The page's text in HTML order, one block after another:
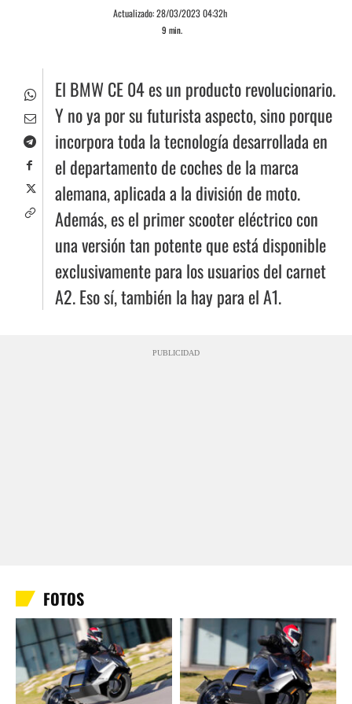
Actualizado:28/03/2023 04:32h
9 min.
El BMW CE 04 es un producto revolucionario.
Y no ya por su futurista aspecto, sino porque
incorpora toda la tecnología desarrollada en
el departamento de coches de la marca
alemana, aplicada a la división de moto.
Además, es el primer scooter eléctrico con
una versión tan potente que está disponible
exclusivamente para los usuarios del carnet
A2. Eso sí, también la hay para el A1.
PUBLICIDAD
FOTOS